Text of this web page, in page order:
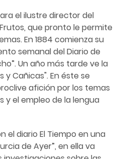
el ilustre director del
que pronto le permite
En 1884 comienza su
semanal del Diario de
Un año más tarde ve la
y Cañicas". En éste se
afición por los temas
y el empleo de la lengua
el diario El Tiempo en una
de Ayer”, en ella va